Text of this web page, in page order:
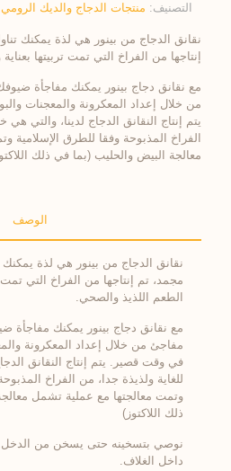
نقانق الدجاج من بينور هي لذة يمكنك
إنتاجها من الفراخ التي تمت تربيتها
مع نقانق دجاج بينور يمكنك مفاجأة
من خلال إعداد المعكرونة والمعجنات
يتم إنتاج النقانق الدجاج لدينا، والتي
الفراخ المذبوحة وفقا للطرق
معالجة البيض والحليب (بما في ذلك
التصنيف: منتجات الدجاج والديك الرومي
الوصف
نقانق الدجاج من بينور هي لذة يمكنك
مجمد، تم إنتاجها من الفراخ التي تمت
الطعم اللذيذ والصحي.
مع نقانق دجاج بينور يمكنك مفاجأة
مفاجئ من خلال إعداد المعكرونة
في وقت قصير. يتم إنتاج النقانق
للغاية ولذيذة جدا، من الفراخ
وتمت معالجتها مع عملية تشمل
ذلك اللاكتوز)
نوصي بتسخينه حتى يسخن من الدخل.
داخل الغلاف.